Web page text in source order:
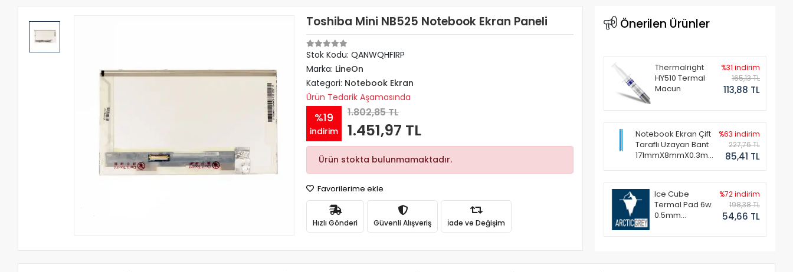
Toshiba Mini NB525 Notebook Ekran Paneli
Stok Kodu: QANWQHFIRP
Marka: LineOn
Kategori: Notebook Ekran
Ürün Tedarik Aşamasında
%19
indirim
1.802,85 TL
1.451,97 TL
Ürün stokta bulunmamaktadır.
Favorilerime ekle
Hızlı Gönderi Güvenli Alışveriş İade ve Değişim
Önerilen Ürünler
Thermalright
HY510 Termal
Macun
%31 indirim
165,13 TL
113,88 TL
Notebook Ekran Çift
Taraflı Uzayan Bant
171mmX8mmX0.3mm
%63 indirim
227,76 TL
85,41 TL
Ice Cube
Termal Pad 6w
0.5mm
%72 indirim
198,38 TL
54,66 TL